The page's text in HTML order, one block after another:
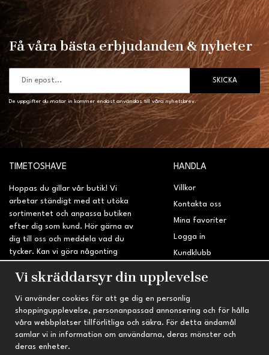
Få våra bästa erbjudanden & nyheter
SKICKA
De uppgifter du matar in kommer endast användas till våra nyhetsbrev.
TIMETOSHAVE
Hoppas du gillar vår butik! Vi
arbetar ständigt med att utöka
sortimentet och anpassa butiken
efter dig som kund. Hör gärna av
dig till oss och meddela vad du
tycker. Kan vi göra någonting
sidan?
HANDLA
Villkor
Kontakta oss
Mina favoriter
Logga in
Kundklubb
INFORMATION
Om oss
Nyheter
TRYGG HANDEL
Fri frakt vid köp över 695 kr
Vi skräddarsyr din upplevelse
Vi använder cookies för att ge dig en personlig
shoppingupplevelse, personanpassad annonsering och för hålla
våra webbplatser tillförlitliga och säkra. För detta ändamål
samlar vi in information om användarna, deras mönster och
deras enheter.